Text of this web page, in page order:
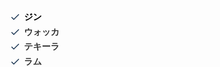
ジン
ウォッカ
テキーラ
ラム